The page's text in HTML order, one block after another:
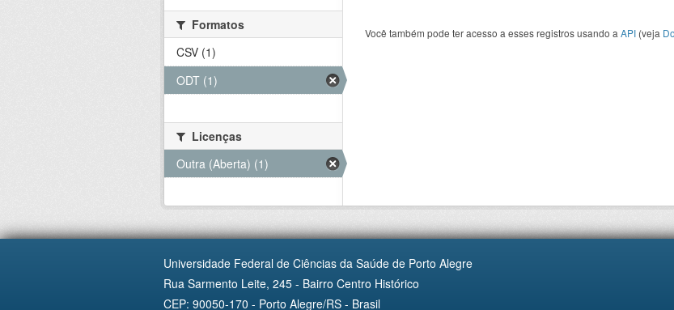
Você também pode ter acesso a esses registros usando a API (veja
Formatos
CSV (1)
ODT (1)
Licenças
Outra (Aberta) (1)
Universidade Federal de Ciências da Saúde de Porto Alegre
Rua Sarmento Leite, 245 - Bairro Centro Histórico
CEP: 90050-170 - Porto Alegre/RS - Brasil